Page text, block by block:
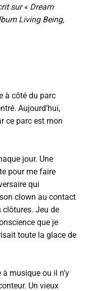
sur « Dream
Living Being,
à côté du parc
Aujourd’hui,
ce parc est mon
jour. Une
pour me faire
qui
clown au contact
clôtures. Jeu de
que je
toute la glace de
musique ou il n’y
Un vieux